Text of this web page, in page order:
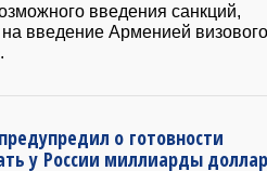
введения санкций,
введение Арменией визового
о готовности
у России миллиарды